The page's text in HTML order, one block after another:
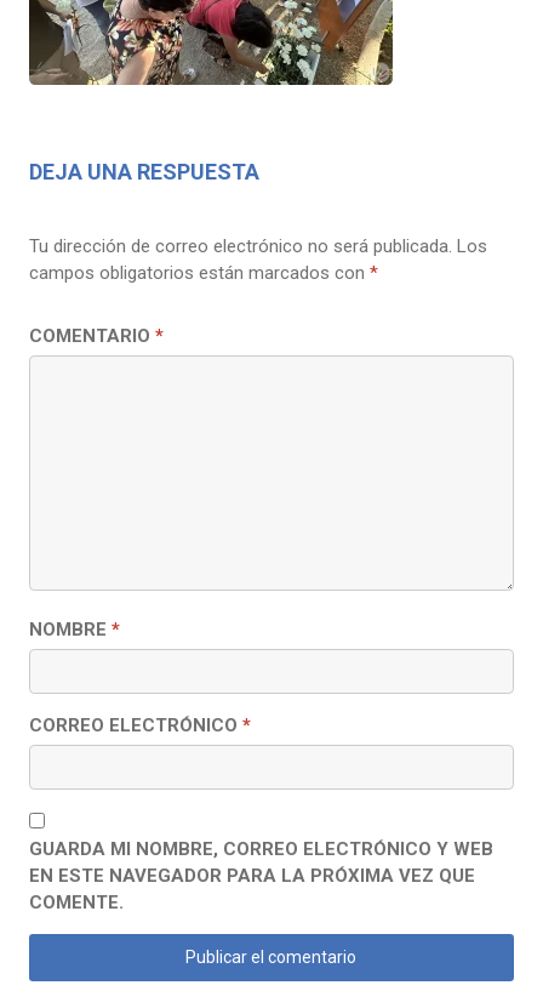
DEJA UNA RESPUESTA
Tu dirección de correo electrónico no será publicada. Los
campos obligatorios están marcados con *
COMENTARIO *
NOMBRE *
CORREO ELECTRÓNICO *
GUARDA MI NOMBRE, CORREO ELECTRÓNICO Y WEB
EN ESTE NAVEGADOR PARA LA PRÓXIMA VEZ QUE
COMENTE.